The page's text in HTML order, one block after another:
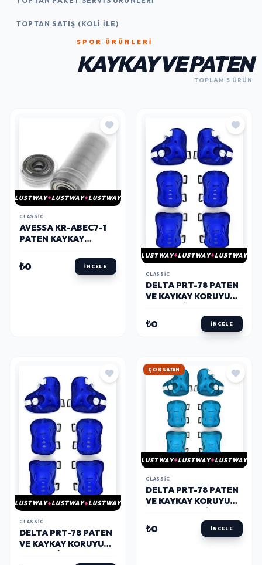
TOPTAN SATIŞ (KOLI İLE)
SPOR ÜRÜNLERI
KAYKAY VE PATEN
TOPLAM 5 ÜRÜN
LUSTWAY LUSTWAY LUSTWAY
CLASSIC
AVESSA KR-ABEC7-1
PATEN KAYKAY
TÜPTE 8LI
₺0 İNCELE
LUSTWAY LUSTWAY LUSTWAY
CLASSIC
DELTA PRT-78 PATEN
VE KAYKAY KORUYUCU
₺0 İNCELE
LUSTWAY LUSTWAY LUSTWAY
CLASSIC
DELTA PRT-78 PATEN
VE KAYKAY KORUYUCU
ÇOK SATAN
LUSTWAY LUSTWAY LUSTWAY
CLASSIC
DELTA PRT-78 PATEN
VE KAYKAY KORUYUCU
BEDEN
₺0 İNCELE